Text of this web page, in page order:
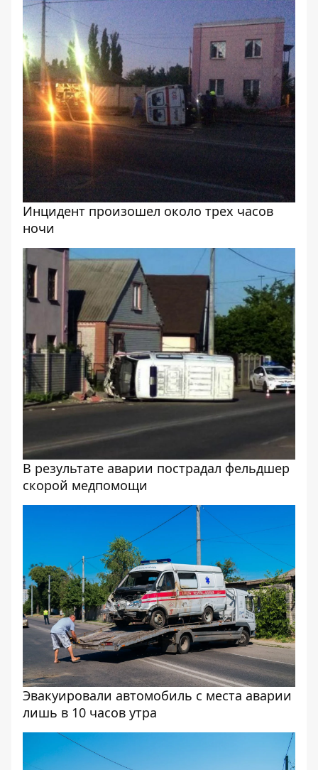
Инцидент произошел около трех часов
ночи
В результате аварии пострадал фельдшер
скорой медпомощи
Эвакуировали автомобиль с места аварии
лишь в 10 часов утра